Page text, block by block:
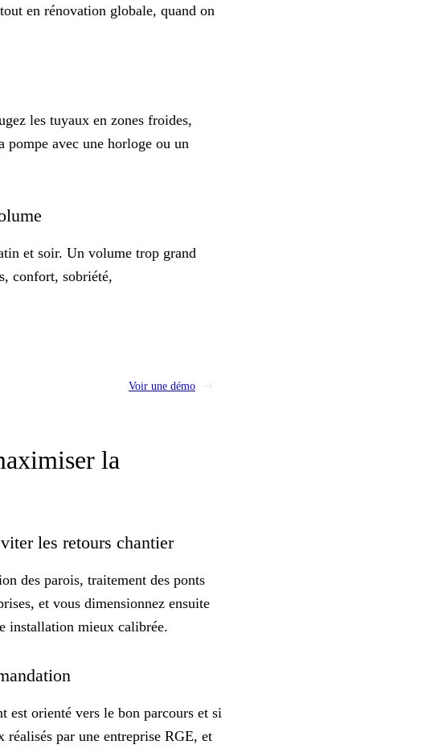
en rénovation globale, quand on
les tuyaux en zones froides,
pompe avec une horloge ou un
et soir. Un volume trop grand
confort, sobriété,
Voir une démo
la
les retours chantier
des parois, traitement des ponts
et vous dimensionnez ensuite
installation mieux calibrée.
est orienté vers le bon parcours et si
par une entreprise RGE, et